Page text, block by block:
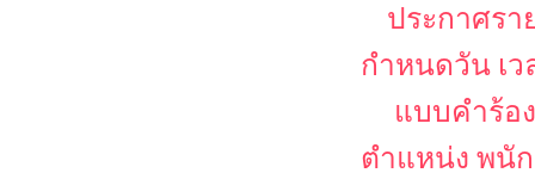
ประกาศรา
กำหนดวัน เว
แบบคำร้อ
ตำแหน่ง พนั